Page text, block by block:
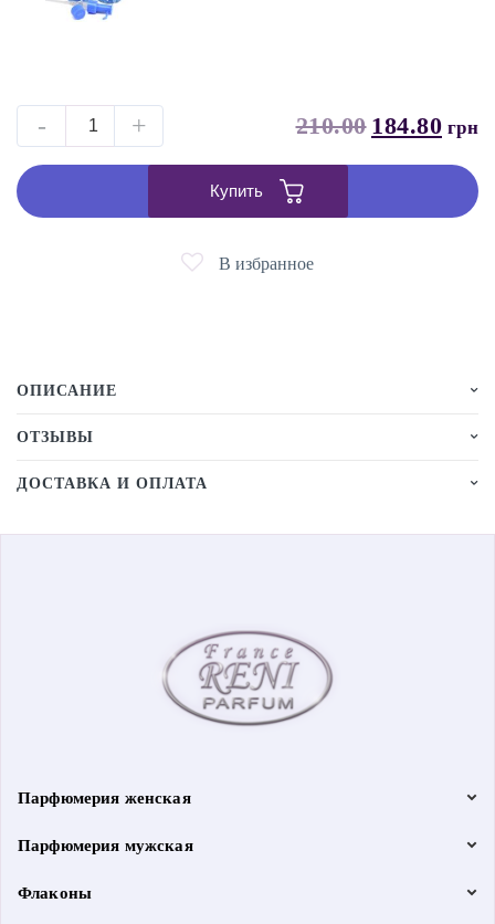
- + 210.00 184.80 грн
Купить
В избранное
ОПИСАНИЕ
ОТЗЫВЫ
ДОСТАВКА И ОПЛАТА
Парфюмерия женская
Парфюмерия мужская
Флаконы